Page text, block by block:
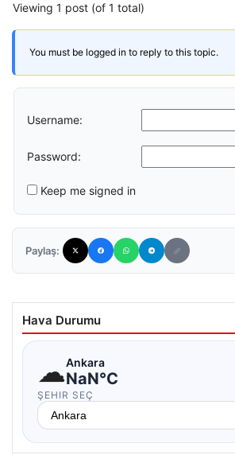
Viewing 1 post (of 1 total)
You must be logged in to reply to this topic.
Username:
Password:
Keep me signed in
Paylaş:
Hava Durumu
☁Ankara
NaN°C
ŞEHIR SEÇ